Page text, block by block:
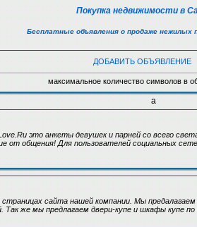
Покупка недвижимости в
Бесплатные объявления о продаже нежилых
ДОБАВИТЬ ОБЪЯВЛЕНИЕ
максимальное количество символов в
а
это анкеты девушек и парней со всего
от общения! Для пользователей социальных
сайта нашей компании. Мы предалагаем
Так же мы предлагаем двери-купе и шкафы купе